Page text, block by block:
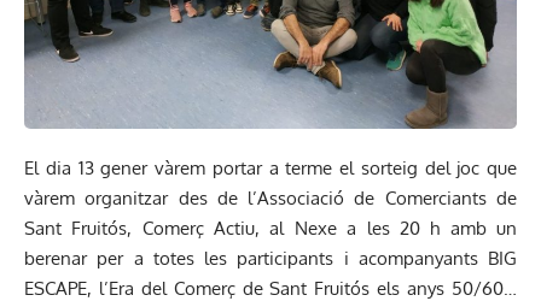
El dia 13 gener vàrem portar a terme el sorteig del joc que
vàrem organitzar des de l’Associació de Comerciants de
Sant Fruitós, Comerç Actiu, al Nexe a les 20 h amb un
berenar per a totes les participants i acompanyants BIG
ESCAPE, l’Era del Comerç de Sant Fruitós els anys 50/60…